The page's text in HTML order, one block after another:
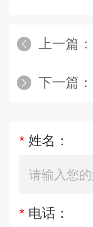
上一篇：
下一篇：
* 姓名：
* 电话：